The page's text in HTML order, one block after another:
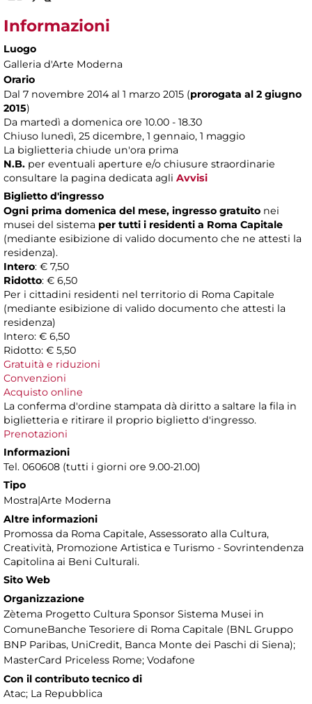
Informazioni
Luogo
Galleria d'Arte Moderna
Orario
Dal 7 novembre 2014 al 1 marzo 2015 (prorogata al 2 giugno
2015)
Da martedì a domenica ore 10.00 - 18.30
Chiuso lunedì, 25 dicembre, 1 gennaio, 1 maggio
La biglietteria chiude un'ora prima
N.B. per eventuali aperture e/o chiusure straordinarie
consultare la pagina dedicata agli Avvisi
Biglietto d'ingresso
Ogni prima domenica del mese, ingresso gratuito nei
musei del sistema per tutti i residenti a Roma Capitale
(mediante esibizione di valido documento che ne attesti la
residenza).
Intero: € 7,50
Ridotto: € 6,50
Per i cittadini residenti nel territorio di Roma Capitale
(mediante esibizione di valido documento che attesti la
residenza)
Intero: € 6,50
Ridotto: € 5,50
Gratuità e riduzioni
Convenzioni
Acquisto online
La conferma d'ordine stampata dà diritto a saltare la fila in
biglietteria e ritirare il proprio biglietto d'ingresso.
Prenotazioni
Informazioni
Tel. 060608 (tutti i giorni ore 9.00-21.00)
Tipo
Mostra|Arte Moderna
Altre informazioni
Promossa da Roma Capitale, Assessorato alla Cultura,
Creatività, Promozione Artistica e Turismo - Sovrintendenza
Capitolina ai Beni Culturali.
Sito Web
Organizzazione
Zètema Progetto Cultura Sponsor Sistema Musei in
ComuneBanche Tesoriere di Roma Capitale (BNL Gruppo
BNP Paribas, UniCredit, Banca Monte dei Paschi di Siena);
MasterCard Priceless Rome; Vodafone
Con il contributo tecnico di
Atac; La Repubblica